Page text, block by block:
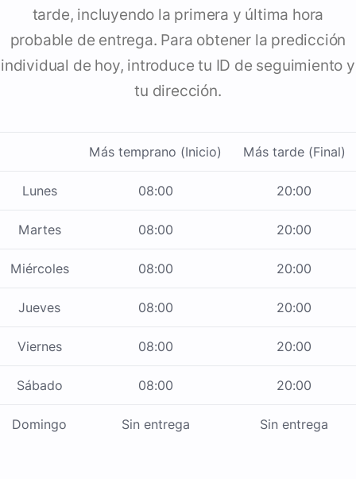
tarde, incluyendo la primera y última hora
probable de entrega. Para obtener la predicción
individual de hoy, introduce tu ID de seguimiento y
tu dirección.
Más temprano (Inicio) Más tarde (Final)
Lunes 08:00 20:00
Martes 08:00 20:00
Miércoles 08:00 20:00
Jueves 08:00 20:00
Viernes 08:00 20:00
Sábado 08:00 20:00
Domingo Sin entrega Sin entrega